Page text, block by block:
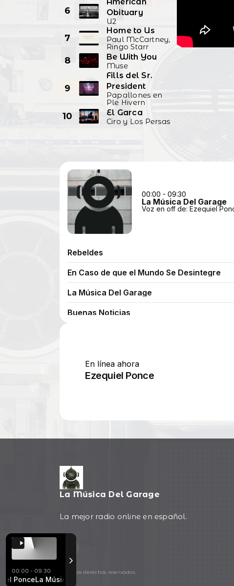
00:00 - 09:30
La Música Del Garage con Ezequiel Ponce
Eurythmics - Sweet Dreams (Are Made of This) (Remastered)
6
Obituary
U2
7
Home to Us
Paul McCartney,
Ringo Starr
8 Be With You
Muse
9
Fills del Sr.
President
Papallones en
Ple Hivern
10 El Garca
Ciro y Los Persas
La Música Del Garage
La mejor radio online en español.
Todos los derechos reservados.